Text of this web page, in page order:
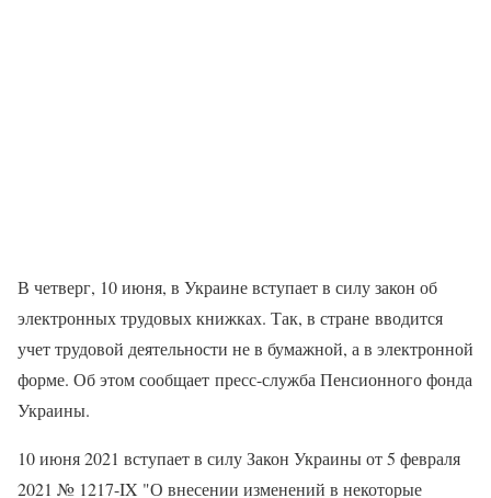
В четверг, 10 июня, в Украине вступает в силу закон об
электронных трудовых книжках. Так, в стране вводится
учет трудовой деятельности не в бумажной, а в электронной
форме. Об этом сообщает пресс-служба Пенсионного фонда
Украины.
10 июня 2021 вступает в силу Закон Украины от 5 февраля
2021 № 1217-IX "О внесении изменений в некоторые